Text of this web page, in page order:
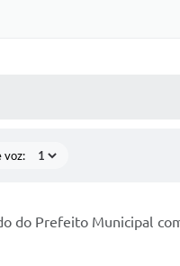
voz:
do Prefeito Municipal